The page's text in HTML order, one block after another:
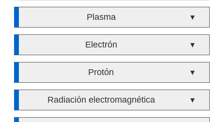
Plasma ▼
Electrón ▼
Protón ▼
Radiación electromagnética ▼